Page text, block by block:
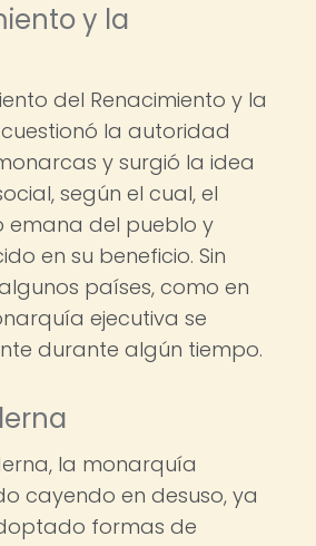
y la
del Renacimiento y la
cuestionó la autoridad
y surgió la idea
según el cual, el
emana del pueblo y
en su beneficio. Sin
países, como en
ejecutiva se
durante algún tiempo.
la monarquía
cayendo en desuso, ya
formas de